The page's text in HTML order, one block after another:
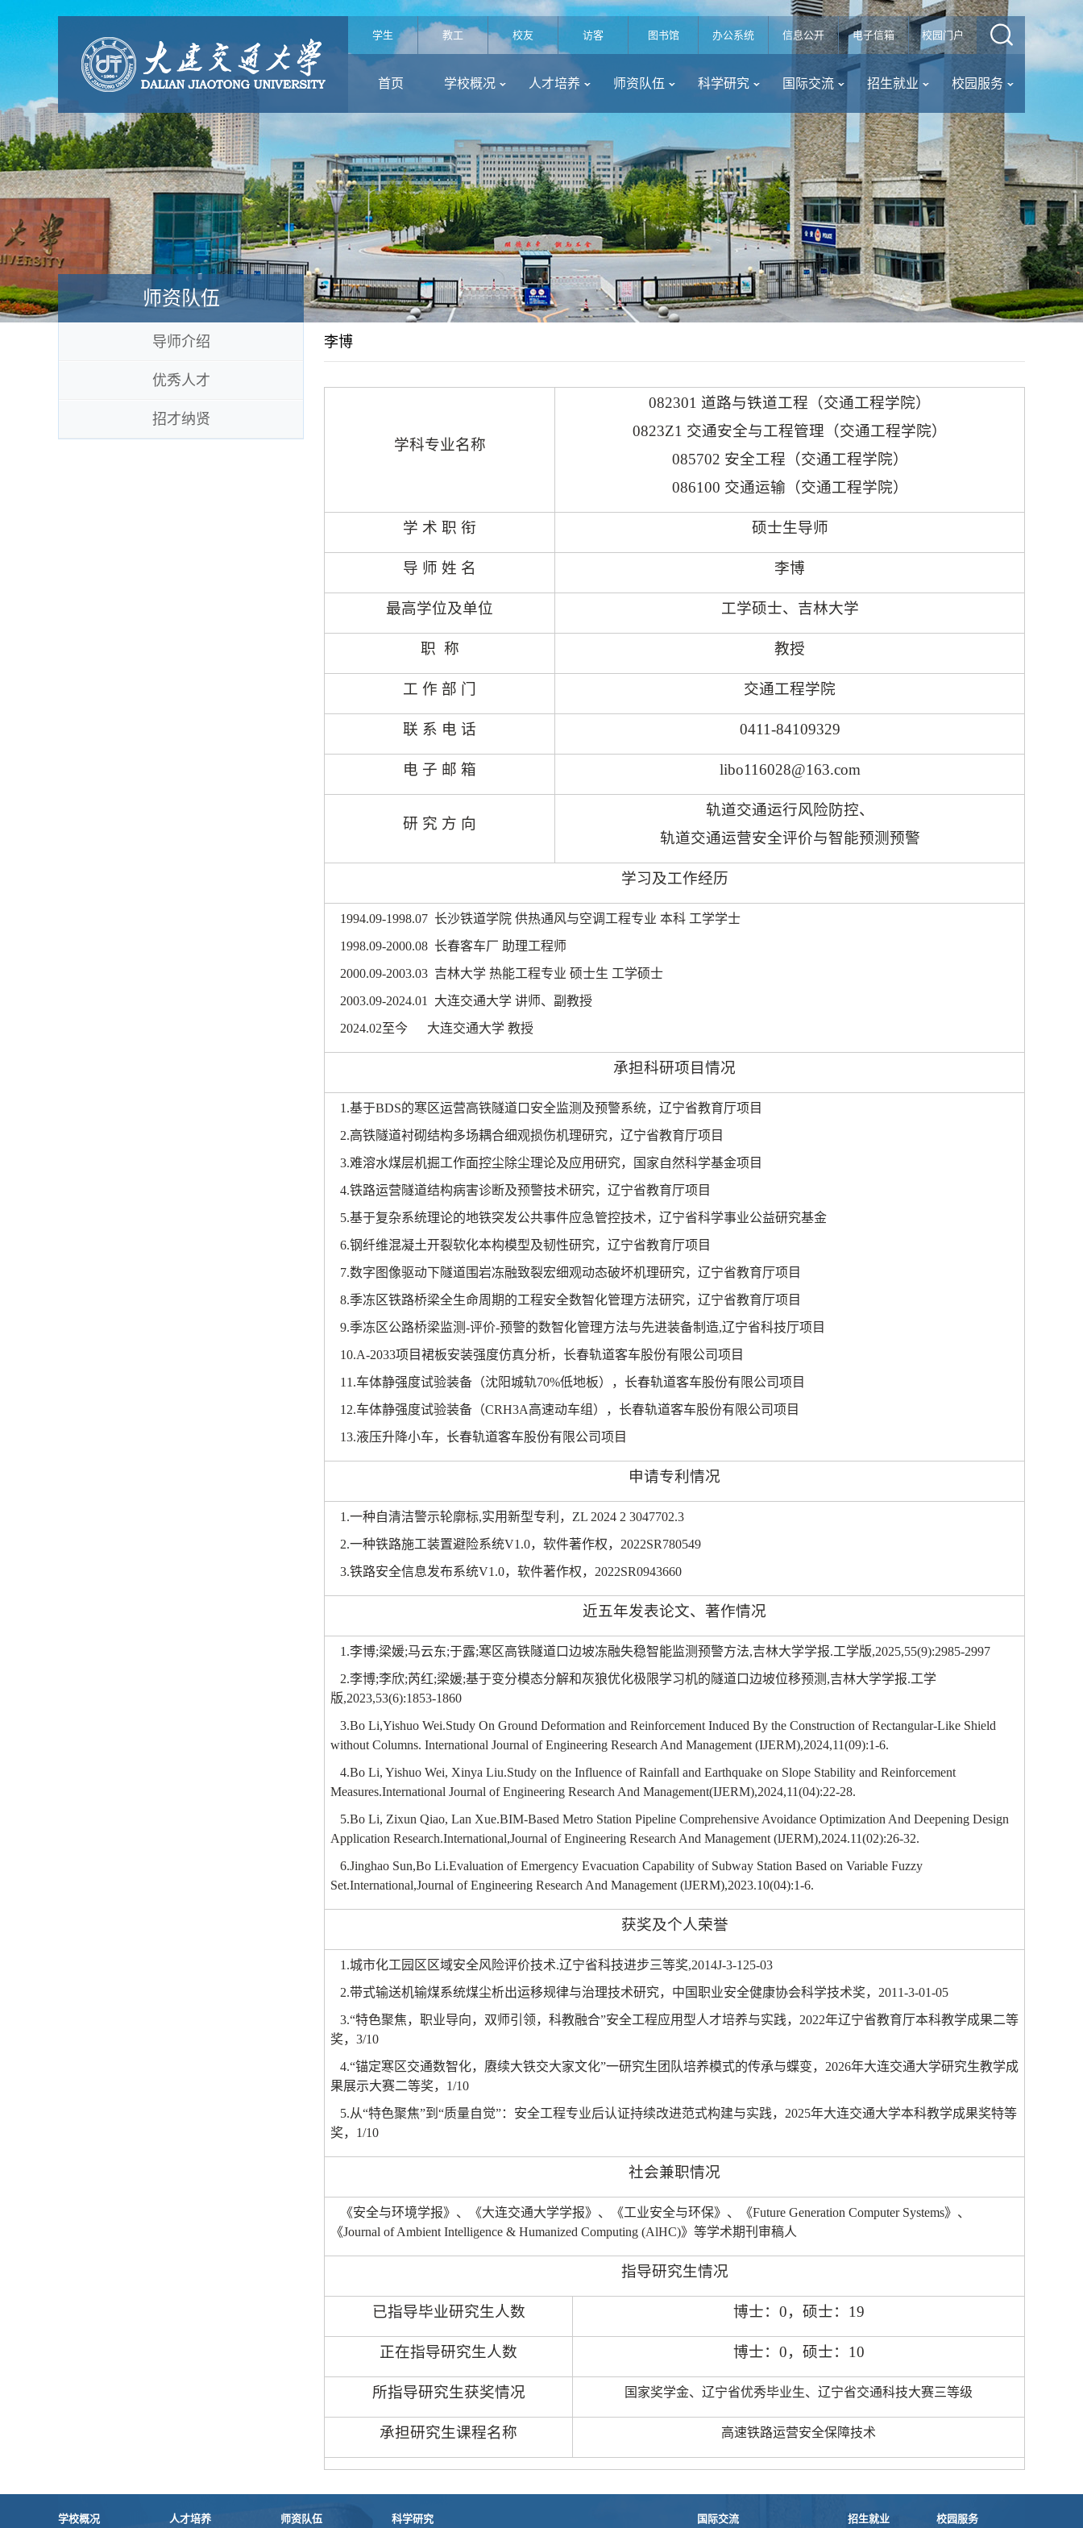
学生 教工 校友 访客 图书馆 办公系统 信息公开 电子信箱 校园门户
首页 学校概况 人才培养 师资队伍 科学研究 国际交流 招生就业 校园服务
师资队伍
导师介绍
优秀人才
招才纳贤
李博
学科专业名称
082301 道路与铁道工程（交通工程学院）
0823Z1 交通安全与工程管理（交通工程学院）
085702 安全工程（交通工程学院）
086100 交通运输（交通工程学院）
学 术 职 衔 硕士生导师
导 师 姓 名 李博
最高学位及单位 工学硕士、吉林大学
职 称 教授
工 作 部 门 交通工程学院
联 系 电 话 0411-84109329
电 子 邮 箱 libo116028@163.com
研 究 方 向
轨道交通运行风险防控、
轨道交通运营安全评价与智能预测预警
学习及工作经历
1994.09-1998.07 长沙铁道学院 供热通风与空调工程专业 本科 工学学士
1998.09-2000.08 长春客车厂 助理工程师
2000.09-2003.03 吉林大学 热能工程专业 硕士生 工学硕士
2003.09-2024.01
大连交通大学 讲师、副教授
2024.02至今 大连交通大学 教授
承担科研项目情况
1.基于BDS的寒区运营高铁隧道口安全监测及预警系统，辽宁省教育厅项目
2.高铁隧道衬砌结构多场耦合细观损伤机理研究，辽宁省教育厅项目
3.难溶水煤层机掘工作面控尘除尘理论及应用研究，国家自然科学基金项目
4.铁路运营隧道结构病害诊断及预警技术研究，辽宁省教育厅项目
5.基于复杂系统理论的地铁突发公共事件应急管控技术，辽宁省科学事业公益研究基金
6.钢纤维混凝土开裂软化本构模型及韧性研究，辽宁省教育厅项目
7.数字图像驱动下隧道围岩冻融致裂宏细观动态破坏机理研究，辽宁省教育厅项目
8.季冻区铁路桥梁全生命周期的工程安全数智化管理方法研究，辽宁省教育厅项目
9.季冻区公路桥梁监测-评价-预警的数智化管理方法与先进装备制造,辽宁省科技厅项目
10.A-2033项目裙板安装强度仿真分析，长春轨道客车股份有限公司项目
11.车体静强度试验装备（沈阳城轨70%低地板），长春轨道客车股份有限公司项目
12.车体静强度试验装备（CRH3A高速动车组），长春轨道客车股份有限公司项目
13.液压升降小车，长春轨道客车股份有限公司项目
申请专利情况
1.一种自清洁警示轮廓标,实用新型专利， ZL 2024 2 3047702.3
2.一种铁路施工装置避险系统V1.0，软件著作权， 2022SR780549
3.铁路安全信息发布系统V1.0，软件著作权， 2022SR0943660
近五年发表论文、著作情况
1.李博;梁媛;马云东;于露;寒区高铁隧道口边坡冻融失稳智能监测预警方法,吉林大学学报.工学版,2025,55(9):2985-2997
2.李博;李欣;芮红;梁媛;基于变分模态分解和灰狼优化极限学习机的隧道口边坡位移预测 ,吉林大学学报.工学
版,2023,53(6):1853-1860
3.Bo Li,Yishuo Wei.Study On Ground Deformation and Reinforcement Induced By the Construction of Rectangular-Like Shield
without Columns. International Journal of Engineering Research And Management (IJERM),2024,11(09):1-6.
4.Bo Li, Yishuo Wei, Xinya Liu.Study on the Influence of Rainfall and Earthquake on Slope Stability and Reinforcement
Measures.International Journal of Engineering Research And Management(IJERM),2024,11(04):22-28.
5.Bo Li, Zixun Qiao, Lan Xue.BIM-Based Metro Station Pipeline Comprehensive Avoidance Optimization And Deepening Design
Application Research.International,Journal of Engineering Research And Management (lJERM),2024.11(02):26-32.
6.Jinghao Sun,Bo Li.Evaluation of Emergency Evacuation Capability of Subway Station Based on Variable Fuzzy
Set.International,Journal of Engineering Research And Management (lJERM),2023.10(04):1-6.
获奖及个人荣誉
1.城市化工园区区域安全风险评价技术.辽宁省科技进步三等奖,2014J-3-125-03
2.带式输送机输煤系统煤尘析出运移规律与治理技术研究，中国职业安全健康协会科学技术奖， 2011-3-01-05
3.“特色聚焦，职业导向，双师引领，科教融合”安全工程应用型人才培养与实践， 2022年辽宁省教育厅本科教学成果二等
奖， 3/10
4.“锚定寒区交通数智化，赓续大铁交大家文化”一研究生团队培养模式的传承与蝶变， 2026年大连交通大学研究生教学成
果展示大赛二等奖， 1/10
5.从“特色聚焦”到 “质量自觉”：安全工程专业后认证持续改进范式构建与实践， 2025年大连交通大学本科教学成果奖特等
奖， 1/10
社会兼职情况
《安全与环境学报》、《大连交通大学学报》、《工业安全与环保》、《Future Generation Computer Systems》、
《Journal of Ambient Intelligence & Humanized Computing (AlHC)》等学术期刊审稿人
指导研究生情况
已指导毕业研究生人数 博士： 0，硕士： 19
正在指导研究生人数 博士： 0，硕士： 10
所指导研究生获奖情况 国家奖学金、辽宁省优秀毕业生、辽宁省交通科技大赛三等级
承担研究生课程名称 高速铁路运营安全保障技术
学校概况 人才培养 师资队伍 科学研究 国际交流 招生就业 校园服务